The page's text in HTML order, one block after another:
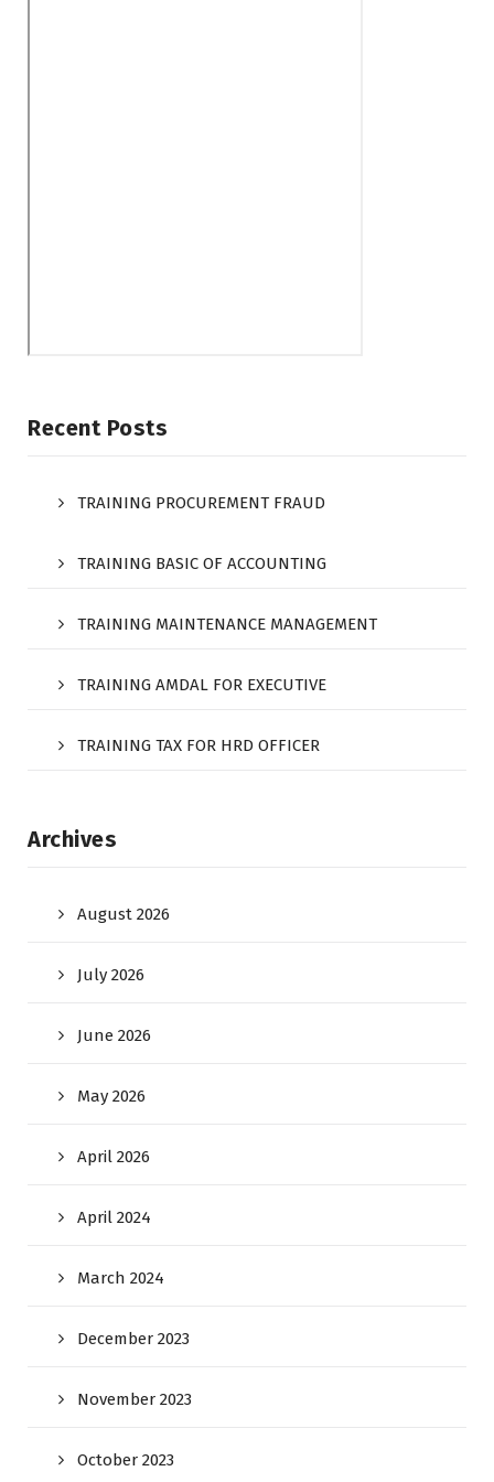
Recent Posts
TRAINING PROCUREMENT FRAUD
TRAINING BASIC OF ACCOUNTING
TRAINING MAINTENANCE MANAGEMENT
TRAINING AMDAL FOR EXECUTIVE
TRAINING TAX FOR HRD OFFICER
Archives
August 2026
July 2026
June 2026
May 2026
April 2026
April 2024
March 2024
December 2023
November 2023
October 2023